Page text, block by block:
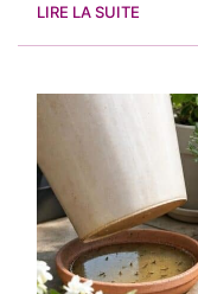
LIRE LA SUITE